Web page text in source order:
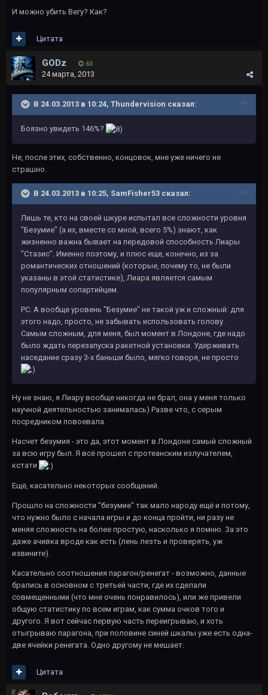
И можно убить Вегу? Как?
Цитата
GODz 63
24 марта, 2013
В 24.03.2013 в 10:24, Thundervision сказал:
Боязно увидеть 146%?
Не, после этих, собственно, концовок, мне уже ничего не
страшно.
В 24.03.2013 в 10:25, SamFisher53 сказал:
Лишь те, кто на своей шкуре испытал все сложности уровня
"Безумие" (а их, вместе со мной, всего 5%) знают, как
жизненно важна бывает на передовой способность Лиары
"Стазис". Именно поэтому, и плюс еще, конечно, из за
романтических отношений (которые, почему то, не были
указаны в этой статистике), Лиара является самым
популярным сопартийцем.
PC. А вообще уровень "Безумие" не такой уж и сложный: для
этого надо, просто, не забывать использовать голову.
Самым сложным, для меня, был момент в Лондоне, где надо
было ждать перезапуска ракетной установки. Удерживать
наседание сразу 3-х баньши было, мягко говоря, не просто
Ну не знаю, я Лиару вообще никогда не брал, она у меня только
научной деятельностью занималась) Разве что, с серым
посредником повоевала.
Насчет безумия - это да, этот момент в Лондоне самый сложный
за всю игру был. Я всё прошел с протеанским излучателем,
кстати
Ещё, касательно некоторых сообщений.
Прошло на сложности "безумие" так мало народу ещё и потому,
что нужно было с начала игры и до конца пройти, ни разу не
меняя сложность на более простую, насколько я помню. За это
даже ачивка вроде как есть (лень лезть и проверять, уж
извините).
Касательно соотношения парагон/ренегат - возможно, данные
брались в основном с третьей части, где их сделали
совмещенными (что мне очень понравилось), или же привели
общую статистику по всем играм, как сумма очков того и
другого. Я вот сейчас первую часть переигрываю, и хоть
отыгрываю парагона, при половине синей шкалы уже есть одна-
две ячейки ренегата. Одно другому не мешает.
Цитата